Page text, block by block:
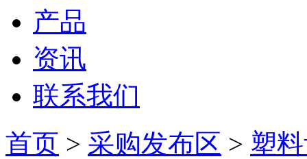
产品
资讯
联系我们
首页 > 采购发布区 > 塑